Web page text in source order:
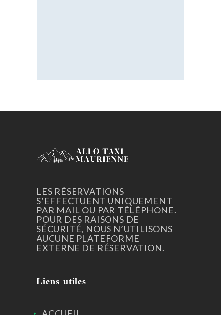
LES RÉSERVATIONS
S’EFFECTUENT UNIQUEMENT
PAR MAIL OU PAR TÉLÉPHONE.
POUR DES RAISONS DE
SÉCURITÉ, NOUS N’UTILISONS
AUCUNE PLATEFORME
EXTERNE DE RÉSERVATION.
Liens utiles